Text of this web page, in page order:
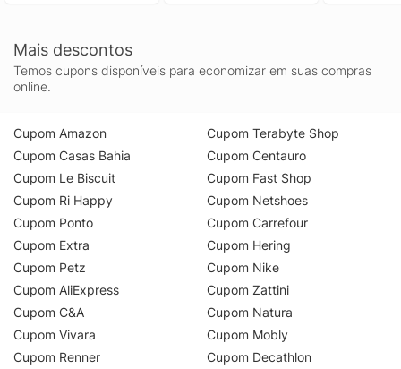
Mais descontos
Temos cupons disponíveis para economizar em suas compras
online.
Cupom Amazon
Cupom Casas Bahia
Cupom Le Biscuit
Cupom Ri Happy
Cupom Ponto
Cupom Extra
Cupom Petz
Cupom AliExpress
Cupom C&A
Cupom Vivara
Cupom Renner
Cupom Terabyte Shop
Cupom Centauro
Cupom Fast Shop
Cupom Netshoes
Cupom Carrefour
Cupom Hering
Cupom Nike
Cupom Zattini
Cupom Natura
Cupom Mobly
Cupom Decathlon